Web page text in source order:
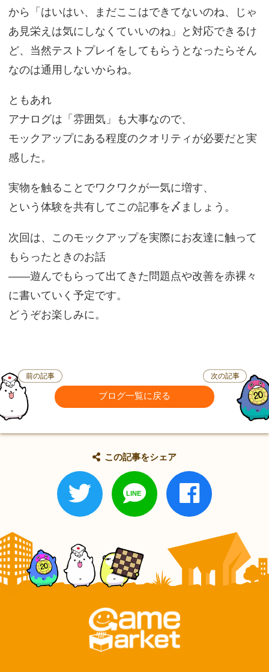
から「はいはい、まだここはできてないのね、じゃ
あ見栄えは気にしなくていいのね」と対応できるけ
ど、当然テストプレイをしてもらうとなったらそん
なのは通用しないからね。
ともあれ
アナログは「雰囲気」も大事なので、
モックアップにある程度のクオリティが必要だと実
感した。
実物を触ることでワクワクが一気に増す、
という体験を共有してこの記事を〆ましょう。
次回は、このモックアップを実際にお友達に触って
もらったときのお話
――遊んでもらって出てきた問題点や改善を赤裸々
に書いていく予定です。
どうぞお楽しみに。
前の記事
ブログ一覧に戻る
次の記事
この記事をシェア